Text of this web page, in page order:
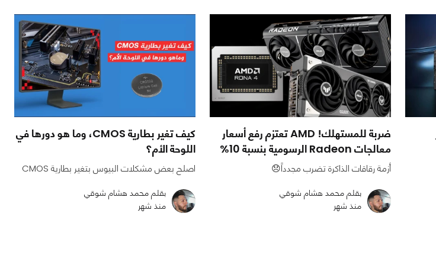
ضربة للمستهلك! AMD تعتزم رفع أسعار
معالجات Radeon الرسومية بنسبة 10%
أزمة رقاقات الذاكرة تضرب مجدداً😞
بقلم محمد هشام شوقي
منذ شهر
كيف تغير بطارية CMOS، وما هو دورها في
اللوحة الأم؟
اصلح بعض مشكلات البيوس بتغير بطارية CMOS
بقلم محمد هشام شوقي
منذ شهر